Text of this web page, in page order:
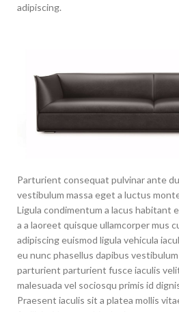
adipiscing.
Parturient consequat pulvinar ante
vestibulum massa eget a luctus
Ligula condimentum a lacus habitant
a a laoreet quisque ullamcorper mus
adipiscing euismod ligula vehicula
eu nunc phasellus dapibus
parturient parturient fusce iaculis
malesuada vel sociosqu primis id
Praesent iaculis sit a platea mollis